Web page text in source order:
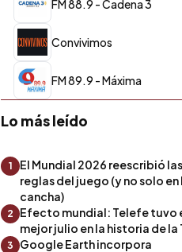
FM 88.9 - Cadena 3
Convivimos
FM 89.9 - Máxima
Lo más leído
1
El Mundial 2026 reescribió las
reglas del juego (y no solo en
cancha)
2
Efecto mundial: Telefe tuvo
mejor julio en la historia de la
3
Google Earth incorpora